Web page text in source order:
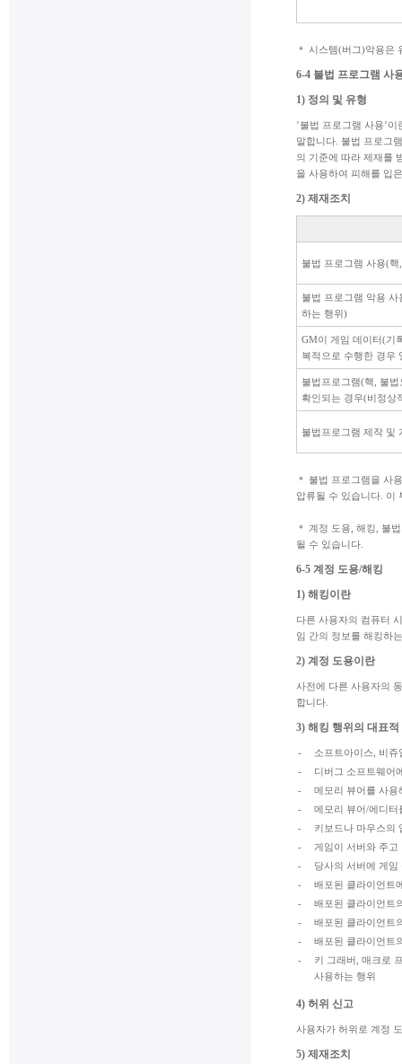
＊ 시스템(버그)악용은
6-4 불법 프로그램 사
1) 정의 및 유형
’불법 프로그램 사용’
말합니다. 불법 프로그
의 기준에 따라 제재를
을 사용하여 피해를 입
2) 제재조치
불법 프로그램 사용(
불법 프로그램 악용
하는 행위)
GM이 게임 데이터(기
복적으로 수행한 경우
불법프로그램(핵, 불
확인되는 경우(비정상
불법프로그램 제작 및
＊ 불법 프로그램을 사
압류될 수 있습니다. 이
＊ 계정 도용, 해킹, 불
될 수 있습니다.
6-5 계정 도용/해킹
1) 해킹이란
다른 사용자의 컴퓨터
임 간의 정보를 해킹하
2) 계정 도용이란
사전에 다른 사용자의
합니다.
3) 해킹 행위의 대표적
-
소프트아이스, 비
-
디버그 소프트웨어
-
메모리 뷰어를 사용
-
메모리 뷰어/에디터
-
키보드나 마우스의
-
게임이 서버와 주
-
당사의 서버에 게
-
배포된 클라이언트
-
배포된 클라이언트
-
배포된 클라이언트
-
배포된 클라이언트
-
키 그래버, 매크로
사용하는 행위
4) 허위 신고
사용자가 허위로 계정
5) 제재조치